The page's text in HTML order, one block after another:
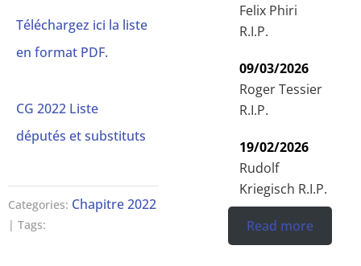
Téléchargez ici la liste
en format PDF.
CG 2022 Liste
députés et substituts
Categories: Chapitre 2022
| Tags:
Felix Phiri
R.I.P.
09/03/2026
Roger Tessier
R.I.P.
19/02/2026
Rudolf
Kriegisch R.I.P.
Read more